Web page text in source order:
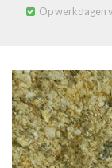
 Op werkdagen